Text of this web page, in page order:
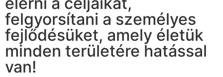
felgyorsítani a személyes
fejlődésüket, amely életük
minden területére hatással
van!